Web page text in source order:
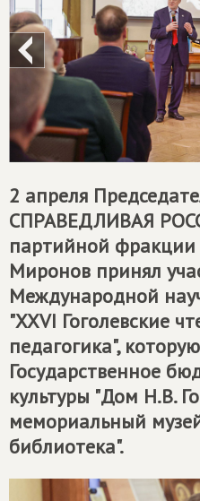
2 апреля
СПРАВЕДЛИВАЯ
партийной фракции
Миронов принял
Международной
"XXVI Гоголевские
педагогика",
Государственное
культуры "Дом Н.В.
мемориальный
библиотека".